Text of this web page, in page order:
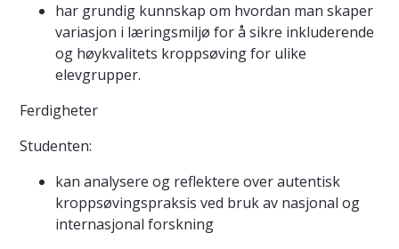
har grundig kunnskap om hvordan man skaper
variasjon i læringsmiljø for å sikre inkluderende
og høykvalitets kroppsøving for ulike
elevgrupper.
Ferdigheter
Studenten:
kan analysere og reflektere over autentisk
kroppsøvingspraksis ved bruk av nasjonal og
internasjonal forskning